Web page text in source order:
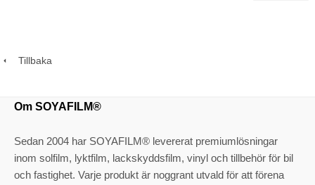
Tillbaka
Om SOYAFILM®
Sedan 2004 har SOYAFILM® levererat premiumlösningar
inom solfilm, lyktfilm, lackskyddsfilm, vinyl och tillbehör för bil
och fastighet. Varje produkt är noggrant utvald för att förena